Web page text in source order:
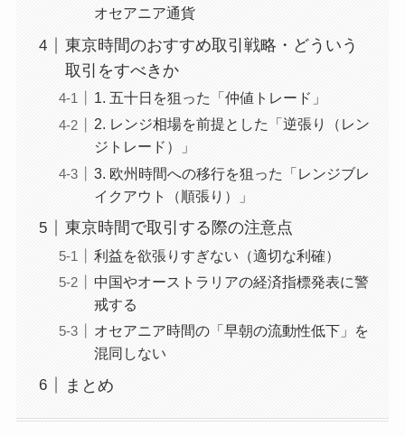
オセアニア通貨
東京時間のおすすめ取引戦略・どういう
取引をすべきか
1. 五十日を狙った「仲値トレード」
2. レンジ相場を前提とした「逆張り（レン
ジトレード）」
3. 欧州時間への移行を狙った「レンジブレ
イクアウト（順張り）」
東京時間で取引する際の注意点
利益を欲張りすぎない（適切な利確）
中国やオーストラリアの経済指標発表に警
戒する
オセアニア時間の「早朝の流動性低下」を
混同しない
まとめ